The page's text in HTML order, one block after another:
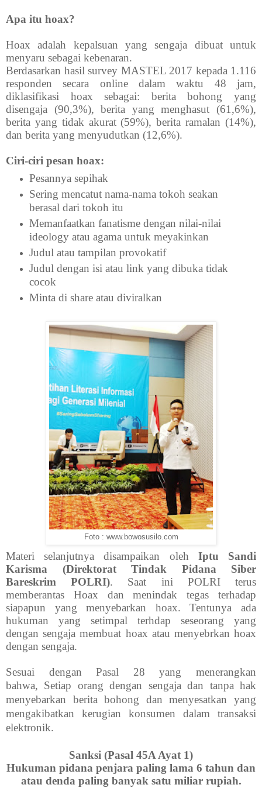
Apa itu hoax?
Hoax adalah kepalsuan yang sengaja dibuat untuk
menyaru sebagai kebenaran.
Berdasarkan hasil survey MASTEL 2017 kepada 1.116
responden secara online dalam waktu 48 jam,
diklasifikasi hoax sebagai: berita bohong yang
disengaja (90,3%), berita yang menghasut (61,6%),
berita yang tidak akurat (59%), berita ramalan (14%),
dan berita yang menyudutkan (12,6%).
Ciri-ciri pesan hoax:
Pesannya sepihak
Sering mencatut nama-nama tokoh seakan
berasal dari tokoh itu
Memanfaatkan fanatisme dengan nilai-nilai
ideology atau agama untuk meyakinkan
Judul atau tampilan provokatif
Judul dengan isi atau link yang dibuka tidak
cocok
Minta di share atau diviralkan
Foto : www.bowosusilo.com
Materi selanjutnya disampaikan oleh Iptu Sandi
Karisma (Direktorat Tindak Pidana Siber
Bareskrim POLRI). Saat ini POLRI terus
memberantas Hoax dan menindak tegas terhadap
siapapun yang menyebarkan hoax. Tentunya ada
hukuman yang setimpal terhdap seseorang yang
dengan sengaja membuat hoax atau menyebrkan hoax
dengan sengaja.
Sesuai dengan Pasal 28 yang menerangkan
bahwa, Setiap orang dengan sengaja dan tanpa hak
menyebarkan berita bohong dan menyesatkan yang
mengakibatkan kerugian konsumen dalam transaksi
elektronik.
Sanksi (Pasal 45A Ayat 1)
Hukuman pidana penjara paling lama 6 tahun dan
atau denda paling banyak satu miliar rupiah.